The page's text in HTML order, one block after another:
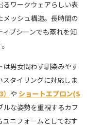
ワークウェアらしい表
ッシュ構造。長時間の
ブシーンでも蒸れを知
男女問わず馴染みやす
タイリングに対応しま
や ショートエプロン(S
な姿勢を重視するカフ
ニフォームとしておす